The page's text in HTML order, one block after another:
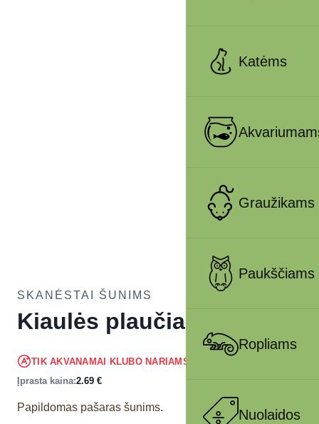
Katėms
Graužikams
Paukščiams
Ropliams
Nuolaidos
SKANĖSTAI ŠUNIMS
Kiaulės plaučiai 100g
TIK AKVANAMAI KLUBO NARIAMS 2.56€
Įprasta kaina:2.69 €
Papildomas pašaras šunims.